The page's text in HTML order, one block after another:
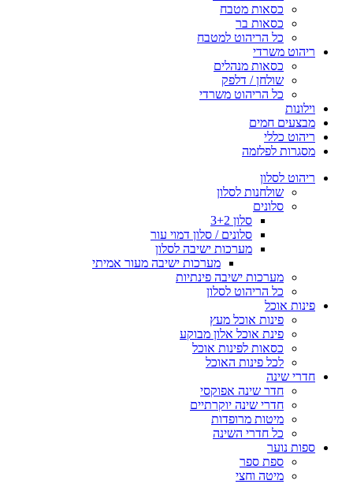
כסאות מטבח
כסאות בר
כל הריהוט למטבח
ריהוט משרדי
כסאות מנהלים
שולחן / דלפק
כל הריהוט משרדי
וילונות
מבצעים חמים
ריהוט כללי
מסגרות לפלזמה
ריהוט לסלון
שולחנות לסלון
סלונים
סלון 3+2
סלונים / סלון דמוי עור
מערכות ישיבה לסלון
מערכות ישיבה מעור אמיתי
מערכות ישיבה פינתיות
כל הריהוט לסלון
פינות אוכל
פינות אוכל מעץ
פינת אוכל אלון מבוקע
כסאות לפינות אוכל
לכל פינות האוכל
חדרי שינה
חדר שינה אפוקסי
חדרי שינה יוקרתיים
מיטות מרופדות
כל חדרי השינה
ספות נוער
ספת ספר
מיטה וחצי